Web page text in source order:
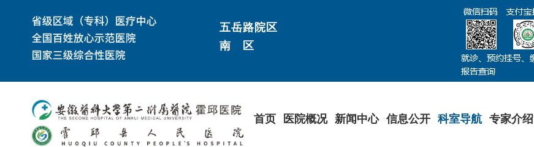
五岳路院区
南 区
首页 医院概况 新闻中心 信息公开 科室导航 专家介绍